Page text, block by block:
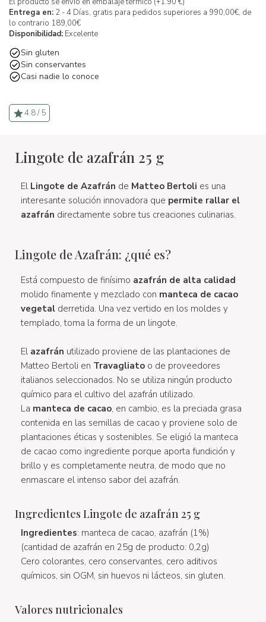
Entrega en: 2 - 4 Días, gratis para pedidos superiores a 990,00€, de
lo contrario 189,00€
Disponibilidad: Excelente
Sin gluten
Sin conservantes
Casi nadie lo conoce
4.8 / 5
Lingote de azafrán 25 g
El Lingote de Azafrán de Matteo Bertoli es una
interesante solución innovadora que permite rallar el
azafrán directamente sobre tus creaciones culinarias.
Lingote de Azafrán: ¿qué es?
Está compuesto de finísimo azafrán de alta calidad
molido finamente y mezclado con manteca de cacao
vegetal derretida. Una vez vertido en los moldes y
templado, toma la forma de un lingote.
El azafrán utilizado proviene de las plantaciones de
Matteo Bertoli en Travagliato o de proveedores
italianos seleccionados. No se utiliza ningún producto
químico para el cultivo del azafrán utilizado.
La manteca de cacao, en cambio, es la preciada grasa
contenida en las semillas de cacao y proviene solo de
plantaciones éticas y sostenibles. Se eligió la manteca
de cacao como ingrediente porque aporta fundición y
brillo y es completamente neutra, de modo que no
enmascare el intenso sabor del azafrán.
Ingredientes Lingote de azafrán 25 g
Ingredientes: manteca de cacao, azafrán (1%)
(cantidad de azafrán en 25g de producto: 0,2g)
Cero colorantes, cero conservantes, cero aditivos
químicos, sin OGM, sin huevos ni lácteos, sin gluten.
Valores nutricionales